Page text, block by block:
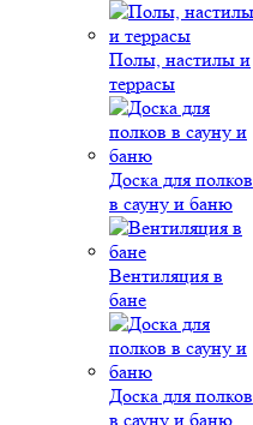
Полы, настилы и
террасы
Доска для полков
в сауну и баню
Вентиляция в
бане
Доска для полков
в сауну и баню